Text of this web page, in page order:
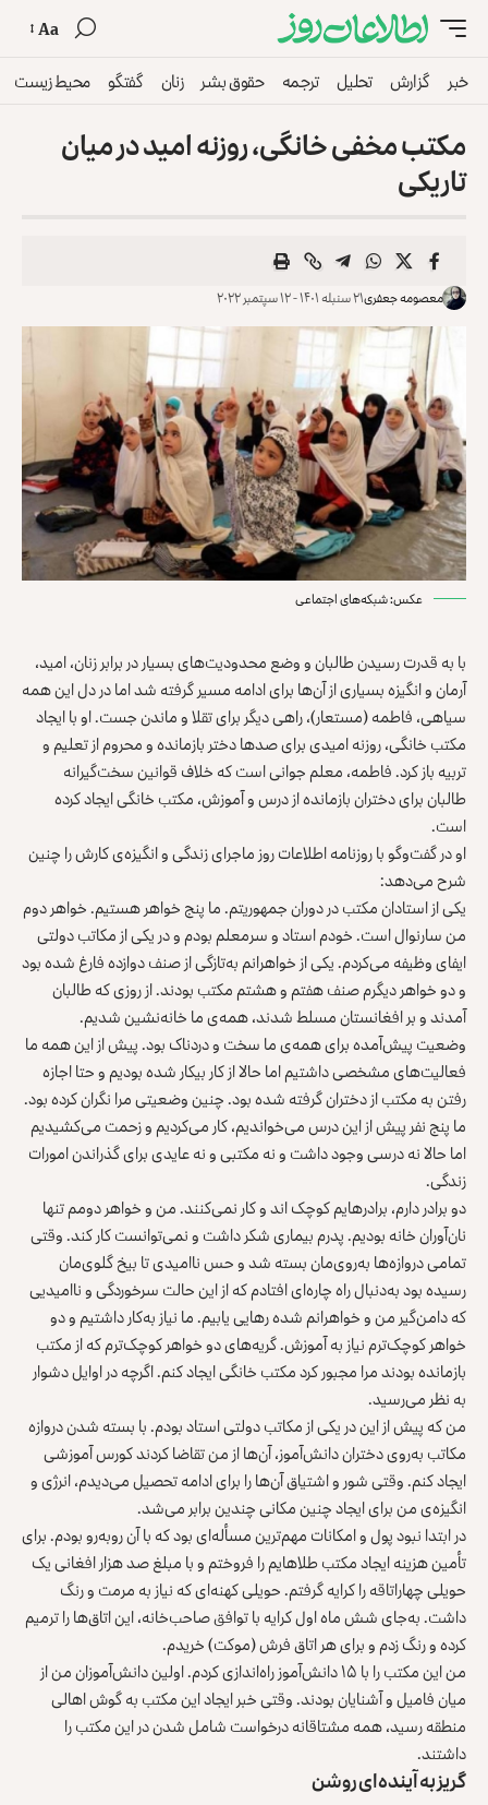
Aa
خبر گزارش تحلیل ترجمه حقوق بشر زنان گفتگو محیط زیست
مکتب مخفی خانگی، روزنه امید در میان
تاریکی
معصومه جعفری۲۱ سنبله ۱۴۰۱ - ۱۲ سپتمبر ۲۰۲۲
عکس: شبکه‌های اجتماعی
با به قدرت رسیدن طالبان و وضع محدودیت‌های بسیار در برابر زنان، امید،
آرمان و انگیزه بسیاری از آن‌ها برای ادامه مسیر گرفته شد اما در دل این همه
سیاهی، فاطمه (مستعار)، راهی دیگر برای تقلا و ماندن جست. او با ایجاد
مکتب خانگی، روزنه امیدی برای صدها دختر بازمانده و محروم از تعلیم و
تربیه باز کرد. فاطمه، معلم جوانی است که خلاف قوانین سخت‌گیرانه
طالبان برای دختران بازمانده از درس و آموزش، مکتب خانگی ایجاد کرده
است.
او در گفت‌وگو با روزنامه اطلاعات روز ماجرای زندگی و انگیزه‌ی کارش را چنین
شرح می‌دهد:
یکی از استادان مکتب در دوران جمهوریتم. ما پنج خواهر هستیم. خواهر دوم
من سارنوال است. خودم استاد و سرمعلم بودم و در یکی از مکاتب دولتی
ایفای وظیفه می‌کردم. یکی از خواهرانم به‌تازگی از صنف دوازده فارغ شده بود
و دو خواهر دیگرم صنف هفتم و هشتم مکتب بودند. از روزی که طالبان
آمدند و بر افغانستان مسلط شدند، همه‌ی ما خانه‌نشین شدیم.
وضعیت پیش‌آمده برای همه‌ی ما سخت و دردناک بود. پیش از این همه ما
فعالیت‌های مشخصی داشتیم اما حالا از کار بیکار شده بودیم و حتا اجازه
رفتن به مکتب از دختران گرفته شده بود. چنین وضعیتی مرا نگران کرده بود.
ما پنج نفر پیش از این درس می‌خواندیم، کار می‌کردیم و زحمت می‌کشیدیم
اما حالا نه درسی وجود داشت و نه مکتبی و نه عایدی برای گذراندن امورات
زندگی.
دو برادر دارم، برادرهایم کوچک اند و کار نمی‌کنند. من و خواهر دومم تنها
نان‌آوران خانه بودیم. پدرم بیماری شکر داشت و نمی‌توانست کار کند. وقتی
تمامی دروازه‌ها به‌روی‌مان بسته شد و حس ناامیدی تا بیخ گلوی‌مان
رسیده بود به‌دنبال راه چاره‌ای افتادم که از این حالت سرخوردگی و ناامیدیی
که دامن‌گیر من و خواهرانم شده رهایی یابیم. ما نیاز به‌کار داشتیم و دو
خواهر کوچک‌ترم نیاز به آموزش. گریه‌های دو خواهر کوچک‌ترم که از مکتب
بازمانده بودند مرا مجبور کرد مکتب خانگی ایجاد کنم. اگرچه در اوایل دشوار
به نظر می‌رسید.
من که پیش از این در یکی از مکاتب دولتی استاد بودم. با بسته شدن دروازه
مکاتب به‌روی دختران دانش‌آموز، آن‌ها از من تقاضا کردند کورس آموزشی
ایجاد کنم. وقتی شور و اشتیاق آن‌ها را برای ادامه تحصیل می‌دیدم، انرژی و
انگیزه‌ی من برای ایجاد چنین مکانی چندین برابر می‌شد.
در ابتدا نبود پول و امکانات مهم‌ترین مسأله‌ای بود که با آن روبه‌رو بودم. برای
تأمین هزینه ایجاد مکتب طلاهایم را فروختم و با مبلغ صد هزار افغانی یک
حویلی چهاراتاقه را کرایه گرفتم. حویلی کهنه‌ای که نیاز به مرمت و رنگ
داشت. به‌جای شش ماه اول کرایه با توافق صاحب‌خانه، این اتاق‌ها را ترمیم
کرده و رنگ زدم و برای هر اتاق فرش (موکت) خریدم.
من این مکتب را با ۱۵ دانش‌آموز راه‌اندازی کردم. اولین دانش‌آموزان من از
میان فامیل و آشنایان بودند. وقتی خبر ایجاد این مکتب به گوش اهالی
منطقه رسید، همه مشتاقانه درخواست شامل شدن در این مکتب را
داشتند.
گریز به آینده‌ای روشن